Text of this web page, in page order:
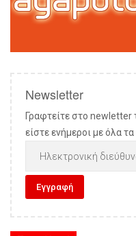
Newsletter
Γραφτείτε στο
είστε ενήμεροι με όλα